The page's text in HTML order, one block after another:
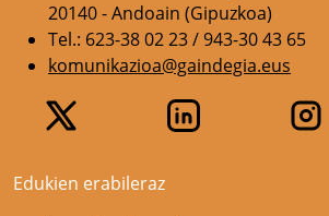
20140 - Andoain (Gipuzkoa)
Tel.: 623-38 02 23 / 943-30 43 65
komunikazioa@gaindegia.eus
Edukien erabileraz